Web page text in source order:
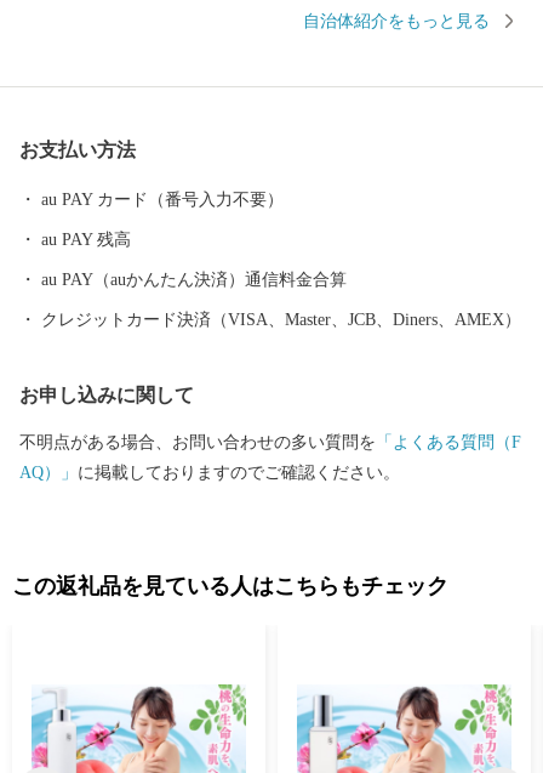
す。 もちろん、市内には温泉スポットも点在しており、‘おんせん
自治体紹介をもっと見る
お支払い方法
au PAY カード（番号入力不要）
au PAY 残高
au PAY（auかんたん決済）通信料金合算
クレジットカード決済（VISA、Master、JCB、Diners、AMEX）
お申し込みに関して
不明点がある場合、お問い合わせの多い質問を 「よくある質問（F
AQ）」 に掲載しておりますのでご確認ください。
この返礼品を見ている人はこちらもチェック